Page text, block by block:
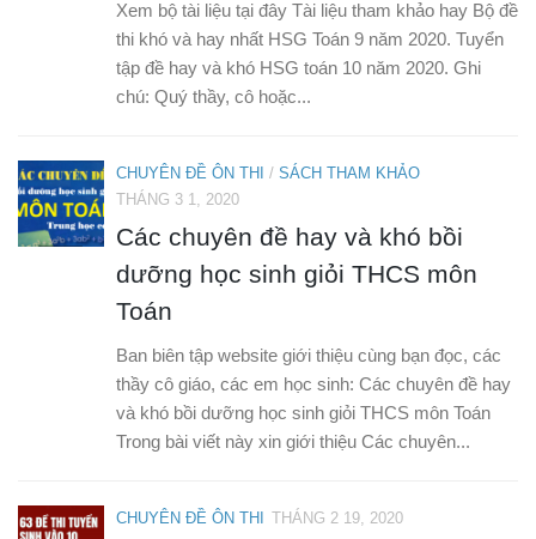
Xem bộ tài liệu tại đây Tài liệu tham khảo hay Bộ đề
thi khó và hay nhất HSG Toán 9 năm 2020. Tuyển
tập đề hay và khó HSG toán 10 năm 2020. Ghi
chú: Quý thầy, cô hoặc...
CHUYÊN ĐỀ ÔN THI / SÁCH THAM KHẢO
THÁNG 3 1, 2020
Các chuyên đề hay và khó bồi
dưỡng học sinh giỏi THCS môn
Toán
Ban biên tập website giới thiệu cùng bạn đọc, các
thầy cô giáo, các em học sinh: Các chuyên đề hay
và khó bồi dưỡng học sinh giỏi THCS môn Toán
Trong bài viết này xin giới thiệu Các chuyên...
CHUYÊN ĐỀ ÔN THI THÁNG 2 19, 2020